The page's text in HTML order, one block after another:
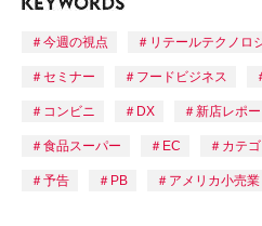
今週の視点 リテールテクノロ
セミナー フードビジネス
コンビニ DX 新店レポー
食品スーパー EC カテゴ
予告 PB アメリカ小売業